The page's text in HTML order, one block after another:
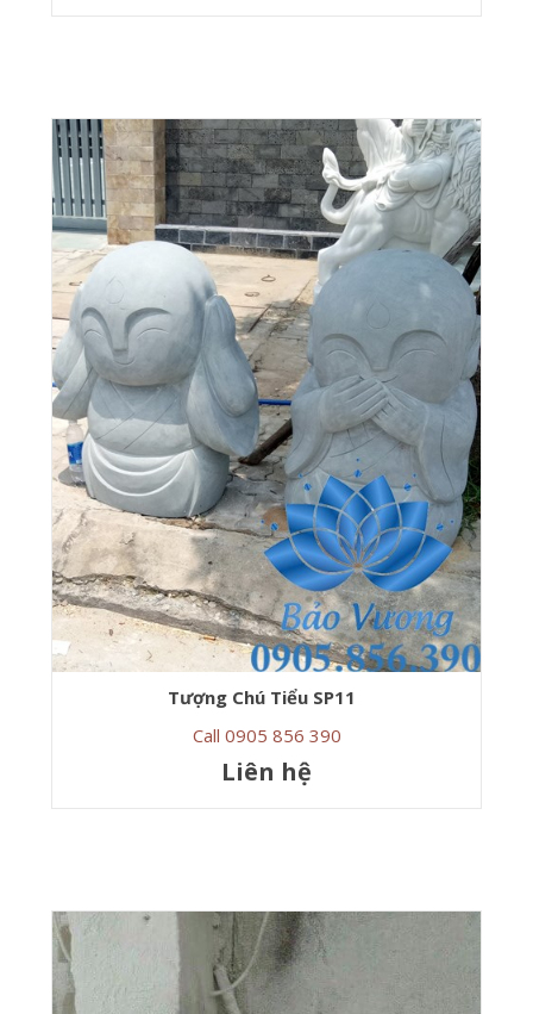
Tượng Chú Tiểu SP11
Call 0905 856 390
Liên hệ